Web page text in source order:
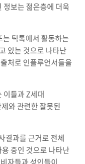
정보는 젊은층에 더욱
틱톡에서 활동하는
있는 것으로 나타난
처로 인플루언서들을
이들과 Z세대
와 관련한 잘못된
결과를 근거로 전체
중인 것으로 나타난